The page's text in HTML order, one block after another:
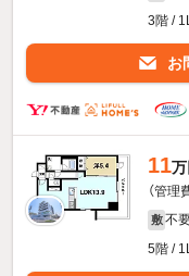
3階 /
お
11万
（管理
敷 不
5階 /